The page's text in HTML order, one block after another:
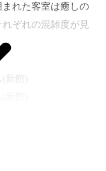
れた客室は癒しの
ぞれの混雑度が見
(新館)